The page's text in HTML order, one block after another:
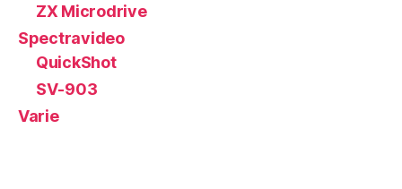
ZX Microdrive
Spectravideo
QuickShot
SV-903
Varie